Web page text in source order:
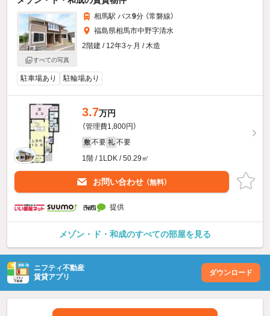
すべての写真
相馬駅 バス9分 （常磐線）
福島県相馬市中野字清水
2階建 / 12年3ヶ月 / 木造
駐車場あり 駐輪場あり
3.7万円
（管理費1,800円）
敷 不要 礼 不要
1階 / 1LDK / 50.29㎡
お問い合わせ （無料）
提供
メゾン・ド・和成のすべての部屋を見る
ニフティ不動産
賃貸アプリ
ダウンロード